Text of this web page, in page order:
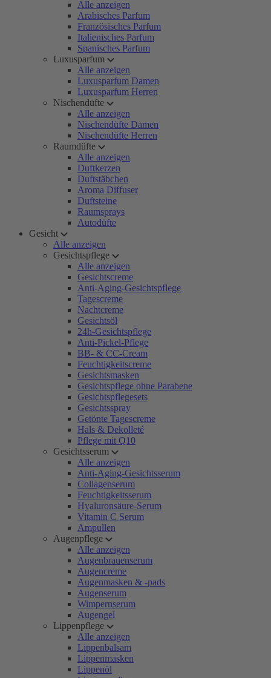
Alle anzeigen
Arabisches Parfum
Französisches Parfum
Italienisches Parfum
Spanisches Parfum
Luxusparfum
Alle anzeigen
Luxusparfum Damen
Luxusparfum Herren
Nischendüfte
Alle anzeigen
Nischendüfte Damen
Nischendüfte Herren
Raumdüfte
Alle anzeigen
Duftkerzen
Duftstäbchen
Aroma Diffuser
Duftsteine
Raumsprays
Autodüfte
Gesicht
Alle anzeigen
Gesichtspflege
Alle anzeigen
Gesichtscreme
Anti-Aging-Gesichtspflege
Tagescreme
Nachtcreme
Gesichtsöl
24h-Gesichtspflege
Anti-Pickel-Pflege
BB- & CC-Cream
Feuchtigkeitscreme
Gesichtsmasken
Gesichtspflege ohne Parabene
Gesichtspflegesets
Gesichtsspray
Getönte Tagescreme
Hals & Dekolleté
Pflege mit Q10
Gesichtsserum
Alle anzeigen
Anti-Aging-Gesichtsserum
Collagenserum
Feuchtigkeitsserum
Hyaluronsäure-Serum
Vitamin C Serum
Ampullen
Augenpflege
Alle anzeigen
Augenbrauenserum
Augencreme
Augenmasken & -pads
Augenserum
Wimpernserum
Augengel
Lippenpflege
Alle anzeigen
Lippenbalsam
Lippenmasken
Lippenöl